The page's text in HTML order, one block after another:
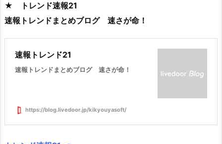
★ トレンド速報21
速報トレンドまとめブログ 速さが命！
速報トレンド21
速報トレンドまとめブログ 速さが命！
https://blog.livedoor.jp/kikyouyasoft/